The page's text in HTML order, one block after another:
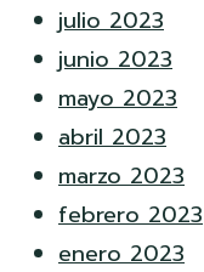
julio 2023
junio 2023
mayo 2023
abril 2023
marzo 2023
febrero 2023
enero 2023